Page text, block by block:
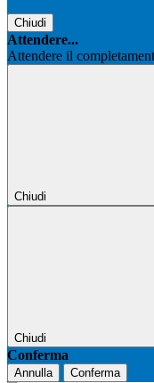
Chiudi
Attendere...
Attendere il
Chiudi
Chiudi
Conferma
Annulla Conferma